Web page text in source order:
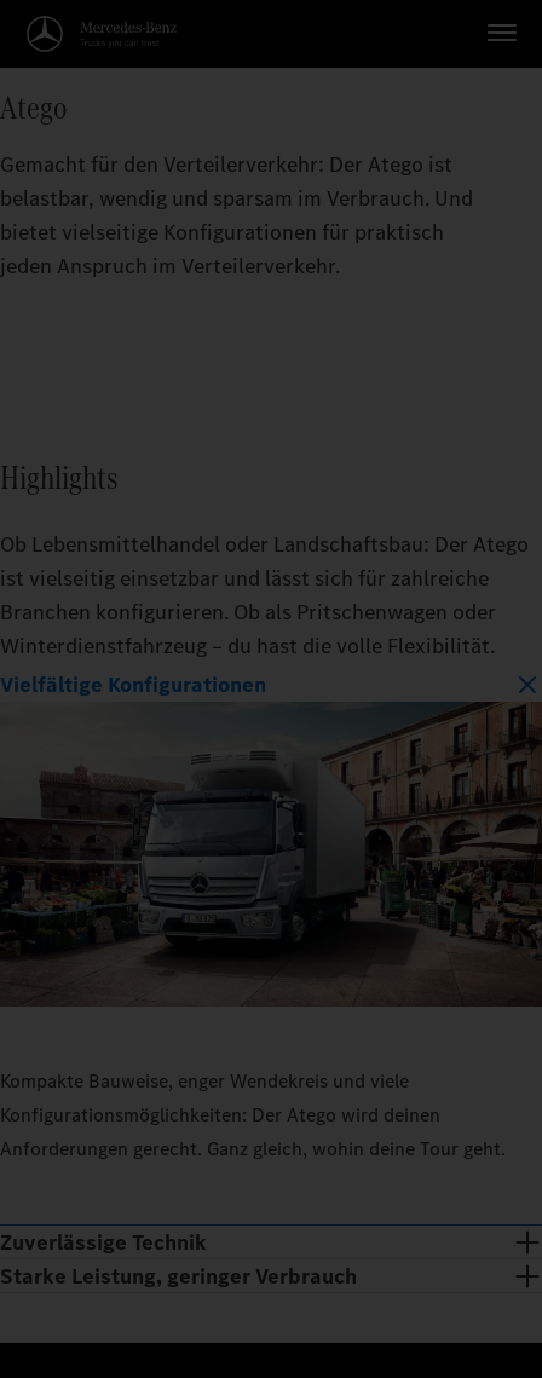
Atego
Gemacht für den Verteilerverkehr: Der Atego ist
belastbar, wendig und sparsam im Verbrauch. Und
bietet vielseitige Konfigurationen für praktisch
jeden Anspruch im Verteilerverkehr.
Highlights
Ob Lebensmittelhandel oder Landschaftsbau: Der Atego
ist vielseitig einsetzbar und lässt sich für zahlreiche
Branchen konfigurieren. Ob als Pritschenwagen oder
Winterdienstfahrzeug – du hast die volle Flexibilität.
Vielfältige Konfigurationen
Kompakte Bauweise, enger Wendekreis und viele
Konfigurationsmöglichkeiten: Der Atego wird deinen
Anforderungen gerecht. Ganz gleich, wohin deine Tour geht.
Zuverlässige Technik
Starke Leistung, geringer Verbrauch